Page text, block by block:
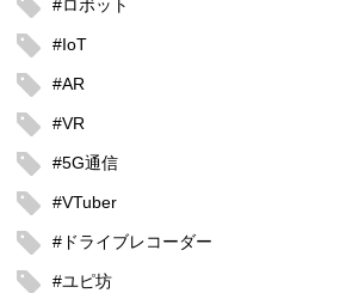
#ロボット
#IoT
#AR
#VR
#5G通信
#VTuber
#ドライブレコーダー
#ユピ坊